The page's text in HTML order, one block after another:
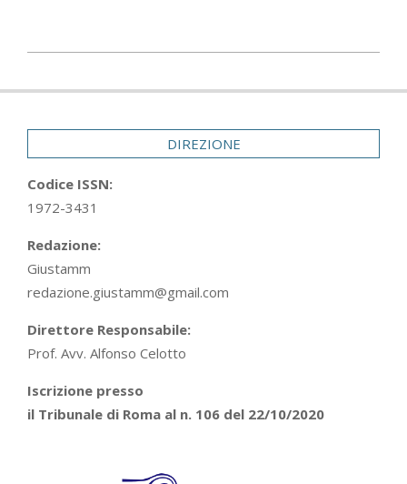
02-
DIREZIONE
Codice ISSN:
1972-3431
Redazione:
Giustamm
redazione.giustamm@gmail.com
Direttore Responsabile:
Prof. Avv. Alfonso Celotto
Iscrizione presso
il Tribunale di Roma al n. 106 del 22/10/2020